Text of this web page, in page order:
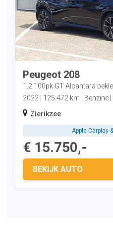
Peugeot 208
1.2 100pk GT Alcantara
2022
125.472 km Benzine
Zierikzee
Apple Carplay
€ 15.750,-
BEKIJK AUTO